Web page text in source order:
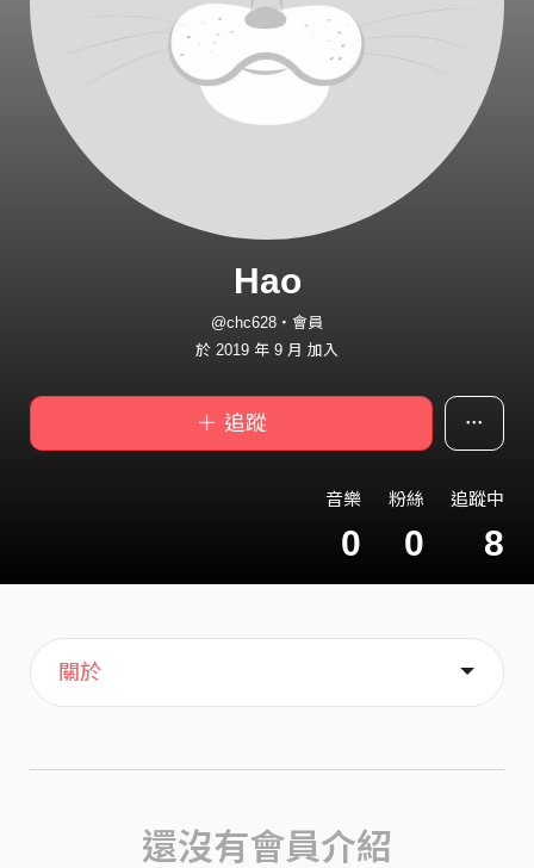
Hao
@chc628・會員
於 2019 年 9 月 加入
＋ 追蹤
音樂
0
粉絲
0
追蹤中
8
主頁
喜歡
關於
還沒有會員介紹